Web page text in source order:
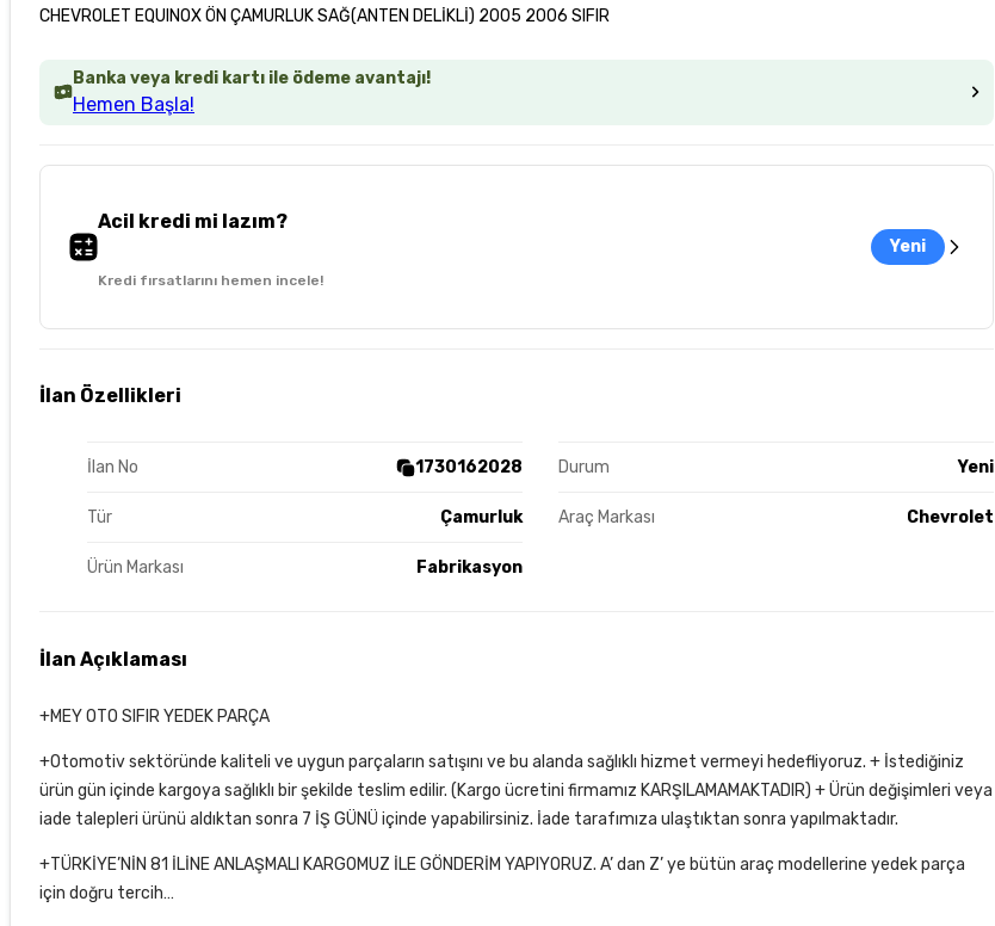
CHEVROLET EQUINOX ÖN ÇAMURLUK SAĞ(ANTEN DELİKLİ) 2005 2006 SIFIR
Banka veya kredi kartı ile ödeme avantajı!
Hemen Başla!
Acil kredi mi lazım?
Kredi fırsatlarını hemen incele!
Yeni
İlan Özellikleri
İlan No 1730162028 Durum Yeni
Tür Çamurluk Araç Markası Chevrolet
Ürün Markası Fabrikasyon
İlan Açıklaması
+MEY OTO SIFIR YEDEK PARÇA
+Otomotiv sektöründe kaliteli ve uygun parçaların satışını ve bu alanda sağlıklı hizmet vermeyi hedefliyoruz. + İstediğiniz
ürün gün içinde kargoya sağlıklı bir şekilde teslim edilir. (Kargo ücretini firmamız KARŞILAMAMAKTADIR) + Ürün değişimleri veya
iade talepleri ürünü aldıktan sonra 7 İŞ GÜNÜ içinde yapabilirsiniz. İade tarafımıza ulaştıktan sonra yapılmaktadır.
+TÜRKİYE’NİN 81 İLİNE ANLAŞMALI KARGOMUZ İLE GÖNDERİM YAPIYORUZ. A’ dan Z’ ye bütün araç modellerine yedek parça
için doğru tercih…